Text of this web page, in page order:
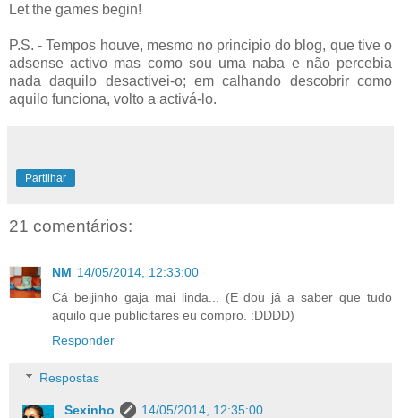
Let the games begin!
P.S. - Tempos houve, mesmo no principio do blog, que tive o
adsense activo mas como sou uma naba e não percebia
nada daquilo desactivei-o; em calhando descobrir como
aquilo funciona, volto a activá-lo.
Partilhar
21 comentários:
NM 14/05/2014, 12:33:00
Cá beijinho gaja mai linda... (E dou já a saber que tudo
aquilo que publicitares eu compro. :DDDD)
Responder
Respostas
Sexinho
14/05/2014, 12:35:00